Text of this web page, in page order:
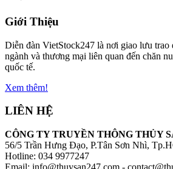
Giới Thiệu
Diễn đàn VietStock247 là nơi giao lưu trao
ngành và thương mại liên quan đến chăn
quốc tế.
Xem thêm!
LIÊN HỆ
CÔNG TY TRUYỀN THÔNG THỦY
56/5 Trần Hưng Đạo, P.Tân Sơn Nhì,
Hotline: 034 9977247
Email: info@thuysan247.com -